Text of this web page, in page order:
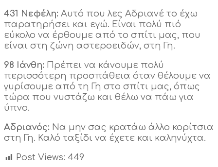
431 Νεφέλη: Αυτό που λες Αδριανέ το έχω
παρατηρήσει και εγώ. Είναι πολύ πιό
εύκολο να έρθουμε από το σπίτι μας, που
είναι στη ζώνη αστεροειδών, στη Γη.
98 Ιάνθη: Πρέπει να κάνουμε πολύ
περισσότερη προσπάθεια όταν θέλουμε να
γυρίσουμε από τη Γη στο σπίτι μας, όπως
τώρα που νυστάζω και θέλω να πάω για
ύπνο.
Αδριανός: Να μην σας κρατάω άλλο κορίτσια
στη Γη. Καλό ταξίδι να έχετε και καληνύχτα.
Post Views: 449